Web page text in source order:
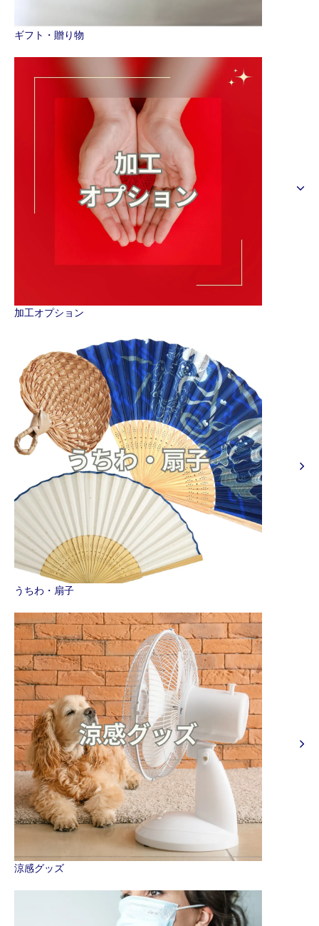
ギフト・贈り物
加工オプション
うちわ・扇子
涼感グッズ